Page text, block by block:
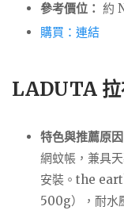
參考價位： 約
購買：連結
LADUTA
特色與推薦原因
網蚊帳，兼具
安裝。the
500g），耐水